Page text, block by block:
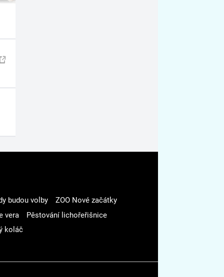
budou volby
ZOO Nové začátky
vera
Pěstování lichořeřišnice
koláč